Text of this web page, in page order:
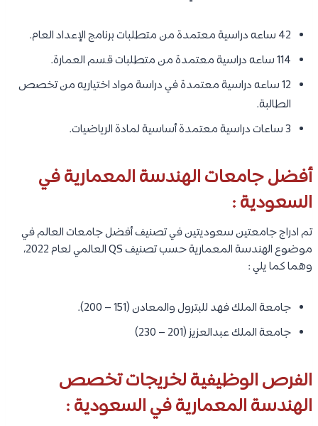
42 ساعه دراسية معتمدة من متطلبات برنامج الإعداد العام.
114 ساعه دراسية معتمدة من متطلبات قسم العمارة.
12 ساعه دراسية معتمدة في دراسة مواد اختياريه من تخصص
الطالبة.
3 ساعات دراسية معتمدة أساسية لمادة الرياضيات.
أفضل جامعات الهندسة المعمارية في
السعودية :
تم ادراج جامعتين سعوديتين في تصنيف أفضل جامعات العالم في
موضوع الهندسة المعمارية حسب تصنيف QS العالمي لعام 2022،
وهما كما يلي :
جامعة الملك فهد للبترول والمعادن (151 – 200).
جامعة الملك عبدالعزيز (201 – 230)
الفرص الوظيفية لخريجات تخصص
الهندسة المعمارية في السعودية :